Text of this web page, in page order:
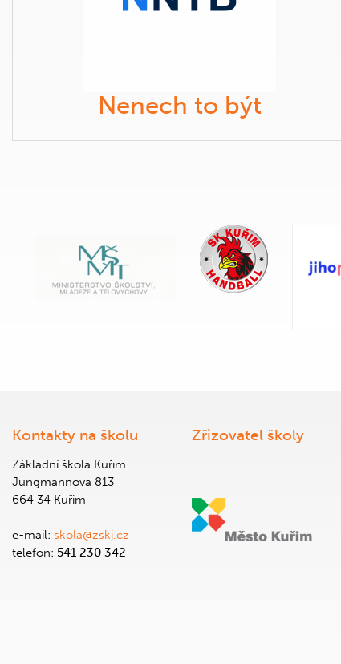
Nenech to být
Kontakty na školu
Základní škola Kuřim
Jungmannova 813
664 34 Kuřim
e-mail: skola@zskj.cz
telefon: 541 230 342
Zřizovatel školy